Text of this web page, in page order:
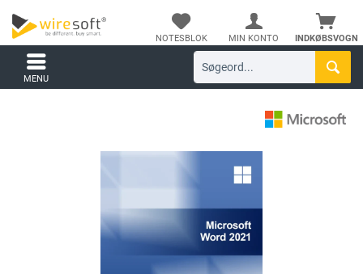
INDKØBSVOGN
NOTESBLOK MIN KONTO
MENU